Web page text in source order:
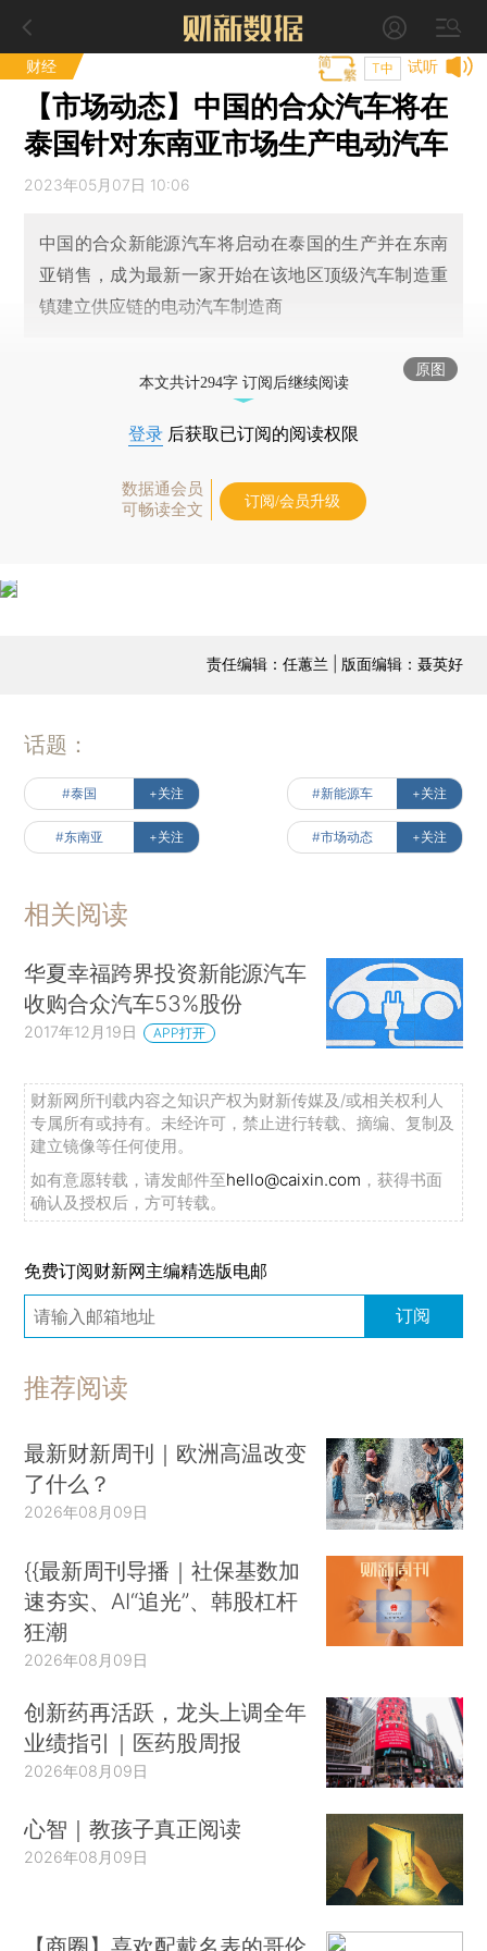
财经 试听
T中
【市场动态】中国的合众汽车将在
泰国针对东南亚市场生产电动汽车
2023年05月07日 10:06
中国的合众新能源汽车将启动在泰国的生产并在东南
亚销售，成为最新一家开始在该地区顶级汽车制造重
镇建立供应链的电动汽车制造商
原图
本文共计294字 订阅后继续阅读
登录 后获取已订阅的阅读权限
数据通会员
可畅读全文
订阅/会员升级
责任编辑：任蕙兰 | 版面编辑：聂英好
话题：
#泰国 +关注 #新能源车 +关注
#东南亚 +关注 #市场动态 +关注
相关阅读
华夏幸福跨界投资新能源汽车
收购合众汽车53%股份
2017年12月19日 APP打开
财新网所刊载内容之知识产权为财新传媒及/或相关权利人
专属所有或持有。未经许可，禁止进行转载、摘编、复制及
建立镜像等任何使用。
如有意愿转载，请发邮件至hello@caixin.com ，获得书面
确认及授权后，方可转载。
免费订阅财新网主编精选版电邮
订阅
推荐阅读
最新财新周刊｜欧洲高温改变
了什么？
2026年08月09日
{{最新周刊导播｜社保基数加
速夯实、AI“追光”、韩股杠杆
狂潮
2026年08月09日
创新药再活跃，龙头上调全年
业绩指引｜医药股周报
2026年08月09日
心智｜教孩子真正阅读
2026年08月09日